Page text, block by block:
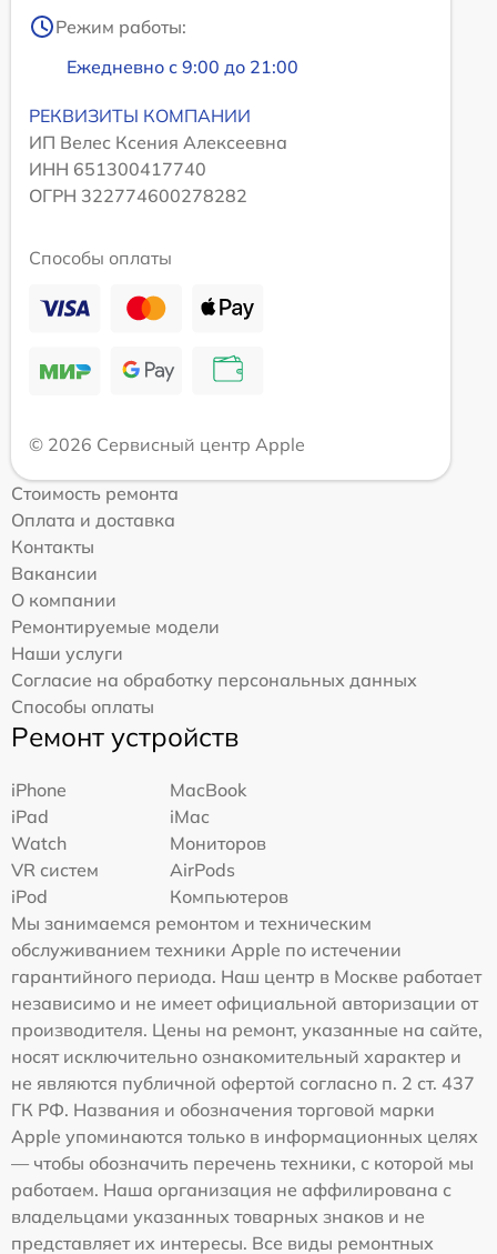
Режим работы:
Ежедневно с 9:00 до 21:00
РЕКВИЗИТЫ КОМПАНИИ
ИП Велес Ксения Алексеевна
ИНН 651300417740
ОГРН 322774600278282
Способы оплаты
© 2026 Сервисный центр Apple
Стоимость ремонта
Оплата и доставка
Контакты
Вакансии
О компании
Ремонтируемые модели
Наши услуги
Согласие на обработку персональных данных
Способы оплаты
Ремонт устройств
iPhone
MacBook
iPad
iMac
Watch
Мониторов
VR систем
AirPods
iPod
Компьютеров
Мы занимаемся ремонтом и техническим
обслуживанием техники Apple по истечении
гарантийного периода. Наш центр в Москве работает
независимо и не имеет официальной авторизации от
производителя. Цены на ремонт, указанные на сайте,
носят исключительно ознакомительный характер и
не являются публичной офертой согласно п. 2 ст. 437
ГК РФ. Названия и обозначения торговой марки
Apple упоминаются только в информационных целях
— чтобы обозначить перечень техники, с которой мы
работаем. Наша организация не аффилирована с
владельцами указанных товарных знаков и не
представляет их интересы. Все виды ремонтных